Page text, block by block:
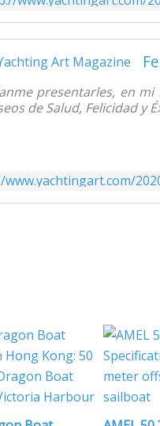
presentarles, en
de Salud, Felicidad y